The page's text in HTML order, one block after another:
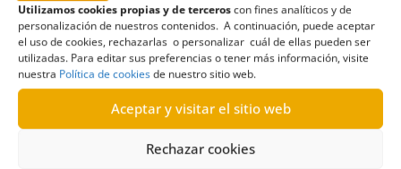
Utilizamos cookies propias y de terceroscon fines analíticos y de
personalización de nuestros contenidos. A continuación, puede aceptar
el uso de cookies, rechazarlas o personalizar cuál de ellas pueden ser
utilizadas. Para editar sus preferencias o tener más información, visite
nuestra Política de cookiesde nuestro sitio web.
Aceptar y visitar el sitio web
Rechazar cookies